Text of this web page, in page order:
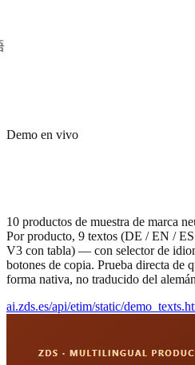
English
Polski
Čeština
Magyar
Dansk
Svenska
日本語
Demo en vivo
10 productos de muestra de marca
Por producto, 9 textos (DE / EN /
V3 con tabla) — con selector de
botones de copia. Prueba directa de
forma nativa, no traducido del
ai.zds.es/api/etim/static/